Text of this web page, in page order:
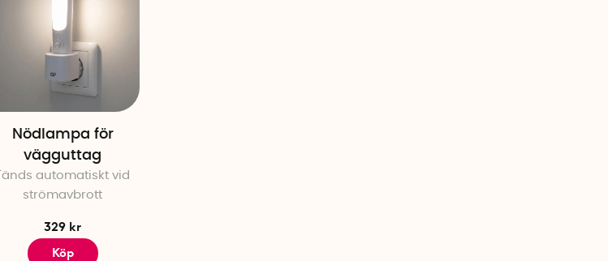
Nödlampa för
vägguttag
Tänds automatiskt vid
strömavbrott
329 kr
Köp